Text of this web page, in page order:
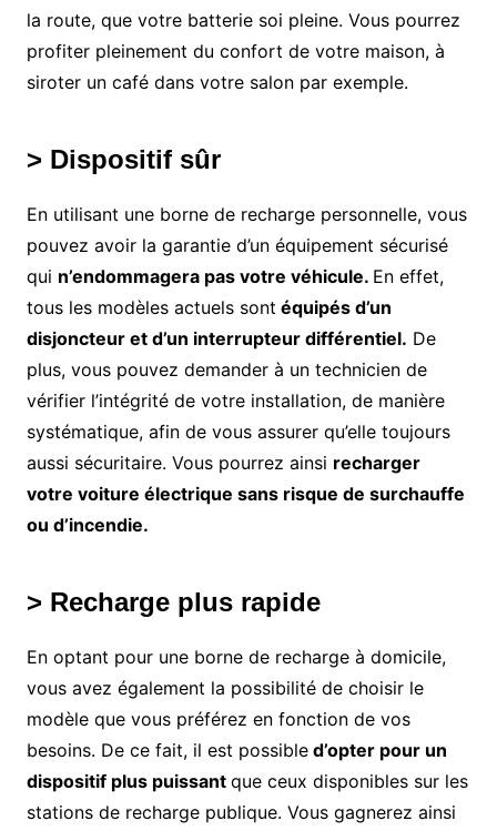
la route, que votre batterie soi pleine. Vous pourrez
profiter pleinement du confort de votre maison, à
siroter un café dans votre salon par exemple.
> Dispositif sûr
En utilisant une borne de recharge personnelle, vous
pouvez avoir la garantie d’un équipement sécurisé
qui n’endommagera pas votre véhicule. En effet,
tous les modèles actuels sont équipés d’un
disjoncteur et d’un interrupteur différentiel. De
plus, vous pouvez demander à un technicien de
vérifier l’intégrité de votre installation, de manière
systématique, afin de vous assurer qu’elle toujours
aussi sécuritaire. Vous pourrez ainsi recharger
votre voiture électrique sans risque de surchauffe
ou d’incendie.
> Recharge plus rapide
En optant pour une borne de recharge à domicile,
vous avez également la possibilité de choisir le
modèle que vous préférez en fonction de vos
besoins. De ce fait, il est possibled’opter pour un
dispositif plus puissant que ceux disponibles sur les
stations de recharge publique. Vous gagnerez ainsi